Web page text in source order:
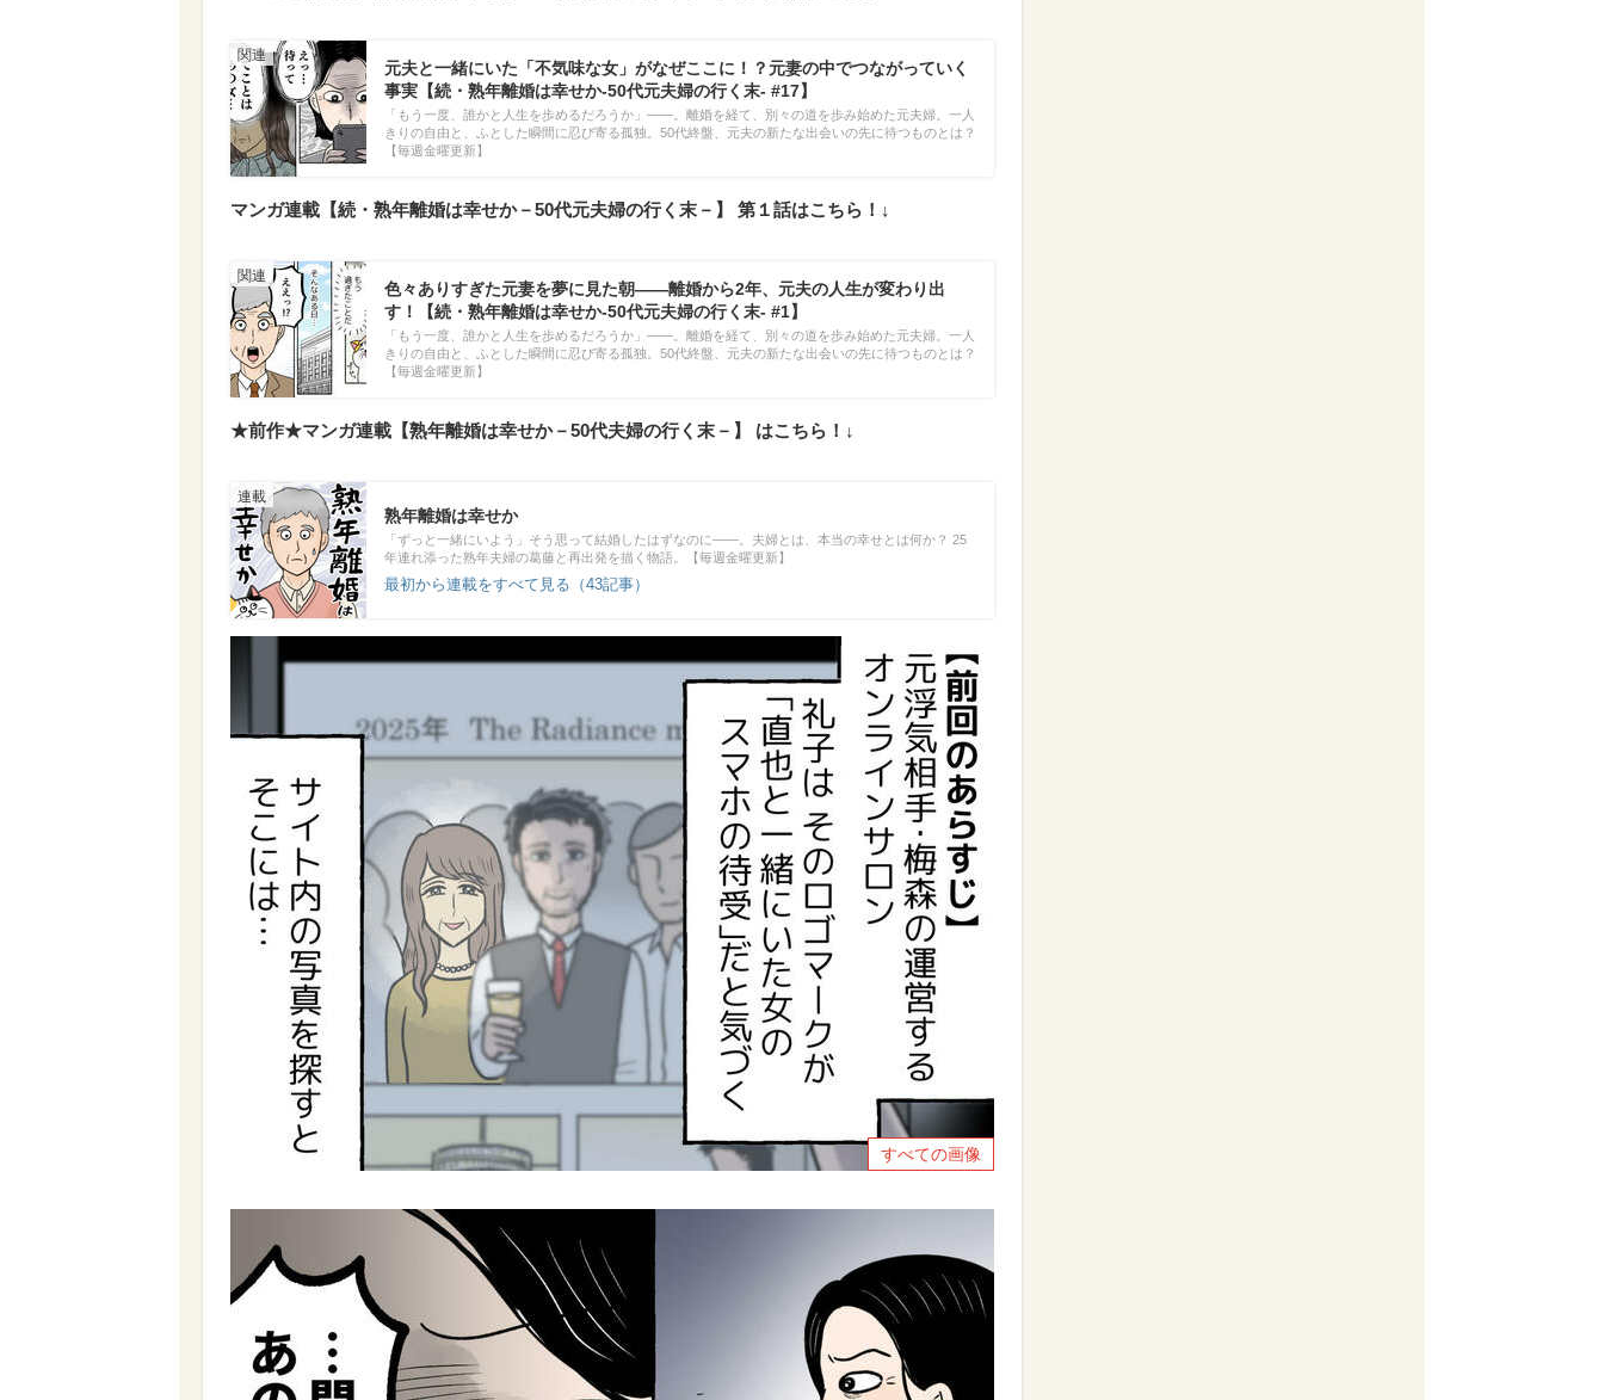
元夫と一緒にいた「不気味な女」がなぜここに！？元妻の中でつながっていく
事実【続・熟年離婚は幸せか-50代元夫婦の行く末- #17】
「もう一度、誰かと人生を歩めるだろうか」――。離婚を経て、別々の道を歩み始めた元夫婦。一人
きりの自由と、ふとした瞬間に忍び寄る孤独。50代終盤、元夫の新たな出会いの先に待つものとは？
【毎週金曜更新】
マンガ連載【続・熟年離婚は幸せか－50代元夫婦の行く末－】 第１話はこちら！↓
色々ありすぎた元妻を夢に見た朝――離婚から2年、元夫の人生が変わり出
す！【続・熟年離婚は幸せか-50代元夫婦の行く末- #1】
「もう一度、誰かと人生を歩めるだろうか」――。離婚を経て、別々の道を歩み始めた元夫婦。一人
きりの自由と、ふとした瞬間に忍び寄る孤独。50代終盤、元夫の新たな出会いの先に待つものとは？
【毎週金曜更新】
★前作★マンガ連載【熟年離婚は幸せか－50代夫婦の行く末－】 はこちら！↓
熟年離婚は幸せか
「ずっと一緒にいよう」そう思って結婚したはずなのに――。夫婦とは、本当の幸せとは何か？ 25
年連れ添った熟年夫婦の葛藤と再出発を描く物語。【毎週金曜更新】
最初から連載をすべて見る（43記事）
すべての画像